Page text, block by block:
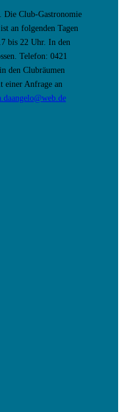
Die Club-Gastronomie
an folgenden Tagen
bis 22 Uhr. In den
Telefon: 0421
den Clubräumen
einer Anfrage an